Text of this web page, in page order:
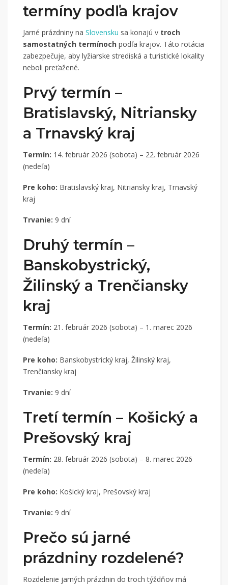
termíny podľa krajov
Jarné prázdniny na Slovensku sa konajú v troch
samostatných termínoch podľa krajov. Táto rotácia
zabezpečuje, aby lyžiarske strediská a turistické lokality
neboli preťažené.
Prvý termín –
Bratislavský, Nitriansky
a Trnavský kraj
Termín: 14. február 2026 (sobota) – 22. február 2026
(nedeľa)
Pre koho: Bratislavský kraj, Nitriansky kraj, Trnavský
kraj
Trvanie: 9 dní
Druhý termín –
Banskobystrický,
Žilinský a Trenčiansky
kraj
Termín: 21. február 2026 (sobota) – 1. marec 2026
(nedeľa)
Pre koho: Banskobystrický kraj, Žilinský kraj,
Trenčiansky kraj
Trvanie: 9 dní
Tretí termín – Košický a
Prešovský kraj
Termín: 28. február 2026 (sobota) – 8. marec 2026
(nedeľa)
Pre koho: Košický kraj, Prešovský kraj
Trvanie: 9 dní
Prečo sú jarné
prázdniny rozdelené?
Rozdelenie jarných prázdnin do troch týždňov má